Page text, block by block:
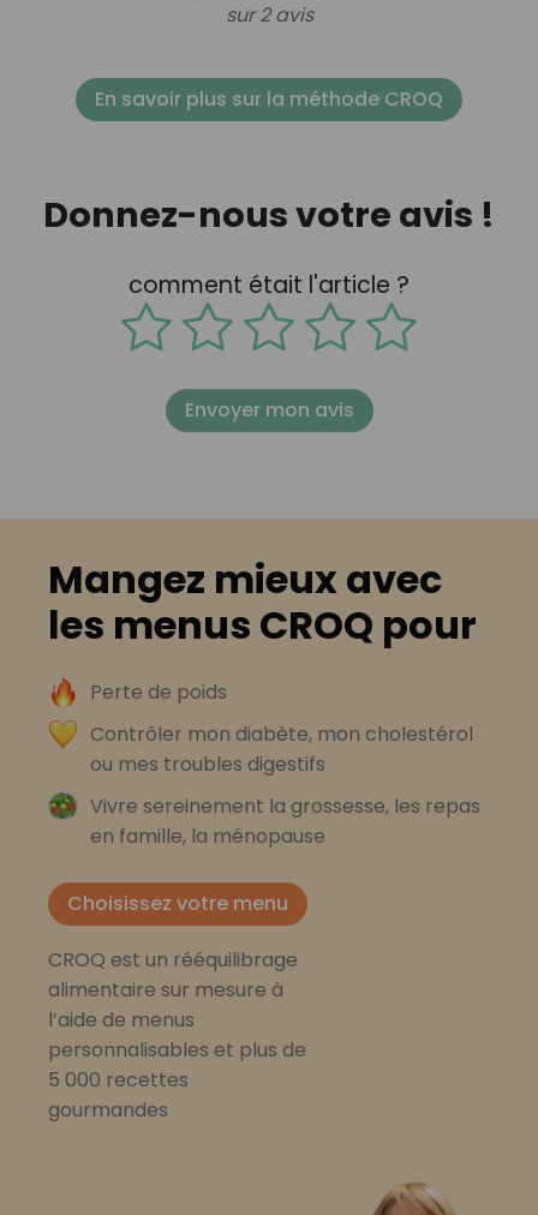
sur 2 avis
En savoir plus sur la méthode CROQ
Donnez-nous votre avis !
comment était l'article ?
Envoyer mon avis
Mangez mieux avec
les menus CROQ pour
Perte de poids
Contrôler mon diabète, mon cholestérol
ou mes troubles digestifs
Vivre sereinement la grossesse, les repas
en famille, la ménopause
Choisissez votre menu
CROQ est un rééquilibrage
alimentaire sur mesure à
l’aide de menus
personnalisables et plus de
5 000 recettes
gourmandes